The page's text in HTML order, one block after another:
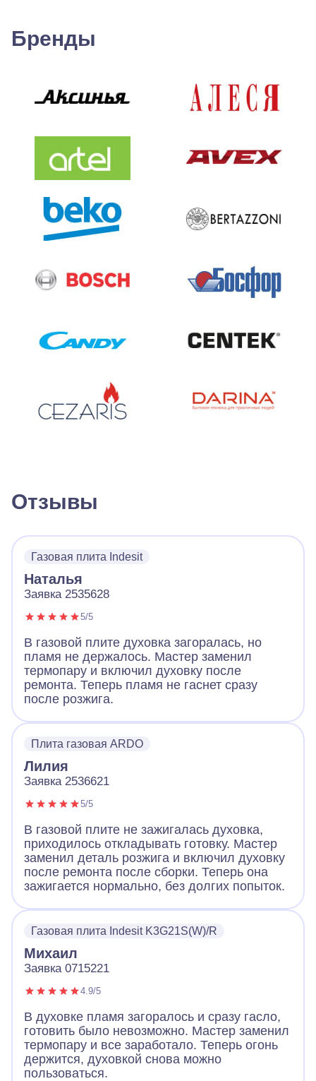
Бренды
Отзывы
Газовая плита Indesit
Наталья
Заявка 2535628
5/5
В газовой плите духовка загоралась, но
пламя не держалось. Мастер заменил
термопару и включил духовку после
ремонта. Теперь пламя не гаснет сразу
после розжига.
Плита газовая ARDO
Лилия
Заявка 2536621
5/5
В газовой плите не зажигалась духовка,
приходилось откладывать готовку. Мастер
заменил деталь розжига и включил духовку
после ремонта после сборки. Теперь она
зажигается нормально, без долгих попыток.
Газовая плита Indesit K3G21S(W)/R
Михаил
Заявка 0715221
4.9/5
В духовке пламя загоралось и сразу гасло,
готовить было невозможно. Мастер заменил
термопару и все заработало. Теперь огонь
держится, духовкой снова можно
пользоваться.